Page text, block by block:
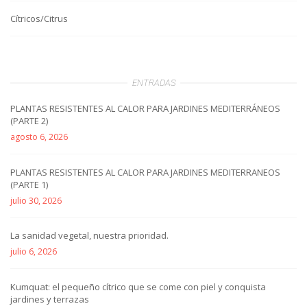
Cítricos/Citrus
ENTRADAS
PLANTAS RESISTENTES AL CALOR PARA JARDINES MEDITERRÁNEOS
(PARTE 2)
agosto 6, 2026
PLANTAS RESISTENTES AL CALOR PARA JARDINES MEDITERRANEOS
(PARTE 1)
julio 30, 2026
La sanidad vegetal, nuestra prioridad.
julio 6, 2026
Kumquat: el pequeño cítrico que se come con piel y conquista
jardines y terrazas